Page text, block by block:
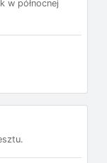
w północnej